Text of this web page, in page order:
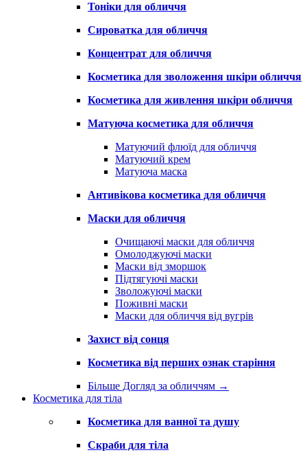
Тоніки для обличчя
Сироватка для обличчя
Концентрат для обличчя
Косметика для зволоження шкіри обличчя
Косметика для живлення шкіри обличчя
Матуюча косметика для обличчя
Матуючий флюїд для обличчя
Матуючий крем
Матуюча маска
Антивікова косметика для обличчя
Маски для обличчя
Очищаючі маски для обличчя
Омолоджуючі маски
Маски від зморшок
Підтягуючі маски
Зволожуючі маски
Поживні маски
Маски для обличчя від вугрів
Захист від сонця
Косметика від перших ознак старіння
Більше Догляд за обличчям →
Косметика для тіла
Косметика для ванної та душу
Скраби для тіла